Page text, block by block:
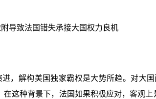
导致法国错失承接大国权力良机
进，解构美国独家霸权是大势所趋。对大
在这种背景下，法国如果积极应对，客观